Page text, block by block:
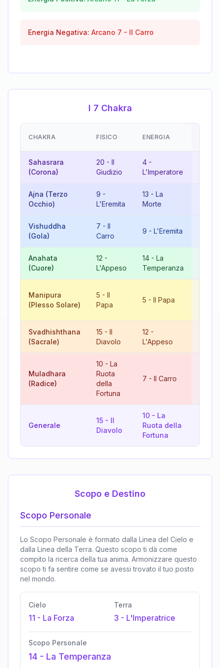
Energia Negativa: Arcano 7 - Il Carro
I 7 Chakra
CHAKRA FISICO ENERGIA
Sahasrara
(Corona)
20 - Il
Giudizio
4 -
L'Imperatore
Ajna (Terzo
Occhio)
9 -
L'Eremita
13 - La
Morte
Vishuddha
(Gola)
7 - Il
Carro
9 - L'Eremita
Anahata
(Cuore)
12 -
L'Appeso
14 - La
Temperanza
Manipura
(Plesso Solare)
5 - Il
Papa
5 - Il Papa
Svadhishthana
(Sacrale)
15 - Il
Diavolo
12 -
L'Appeso
Muladhara
(Radice)
10 - La
Ruota
della
Fortuna
7 - Il Carro
Generale
15 - Il
Diavolo
10 - La
Ruota della
Fortuna
Scopo e Destino
Scopo Personale
Lo Scopo Personale è formato dalla Linea del Cielo e
dalla Linea della Terra. Questo scopo ti dà come
compito la ricerca della tua anima. Armonizzare questo
scopo ti fa sentire come se avessi trovato il tuo posto
nel mondo.
Cielo
11 - La Forza
Terra
3 - L'Imperatrice
Scopo Personale
14 - La Temperanza